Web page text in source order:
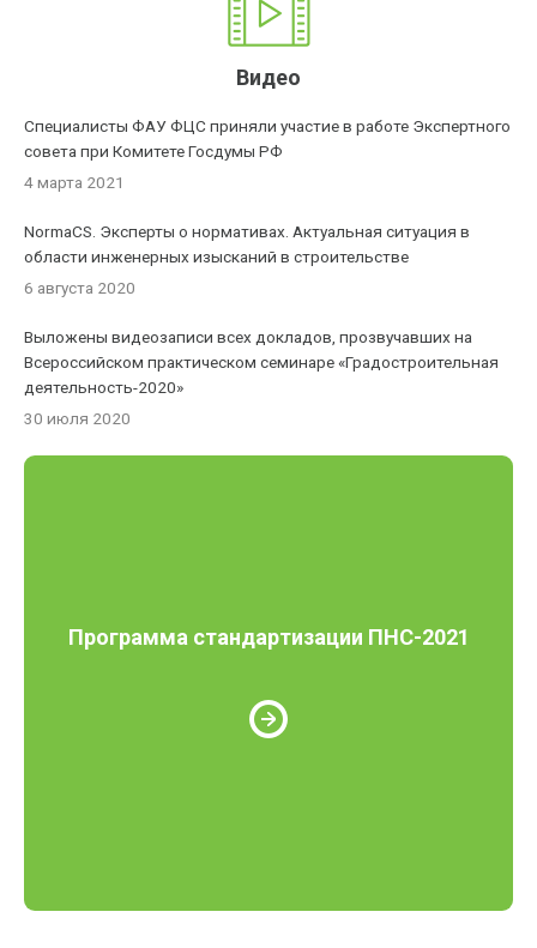
Видео
Специалисты ФАУ ФЦС приняли участие в работе Экспертного
совета при Комитете Госдумы РФ
4 марта 2021
NormaCS. Эксперты о нормативах. Актуальная ситуация в
области инженерных изысканий в строительстве
6 августа 2020
Выложены видеозаписи всех докладов, прозвучавших на
Всероссийском практическом семинаре «Градостроительная
деятельность-2020»
30 июля 2020
Программа стандартизации ПНС-2021